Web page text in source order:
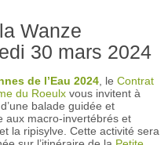
Wanze
30 mars 2024
de l’Eau 2024 , le Contrat
du Roeulx vous invitent à
balade guidée et
aux macro-invertébrés et
la ripisylve. Cette activité sera